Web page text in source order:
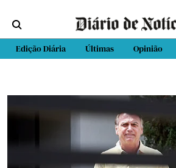
Edição Diária Últimas Opinião